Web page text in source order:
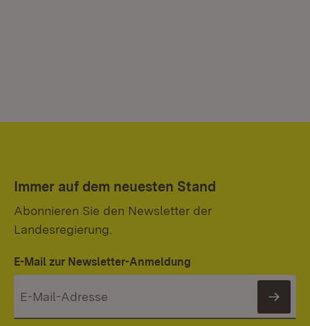
Immer auf dem neuesten Stand
Abonnieren Sie den Newsletter der
Landesregierung.
E-Mail zur Newsletter-Anmeldung